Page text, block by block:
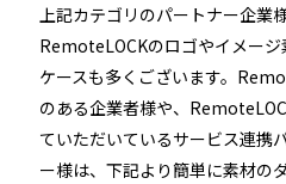
上記カテゴリのパートナー企業
RemoteLOCKのロゴやイメー
ケースも多くございます。
のある企業者様や、
ていただいているサービス連携
ー様は、下記より簡単に素材の